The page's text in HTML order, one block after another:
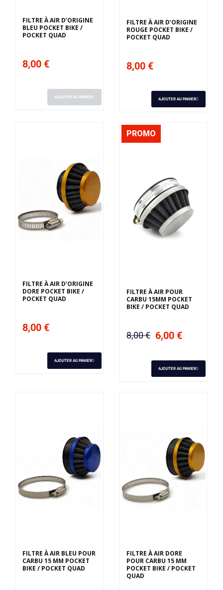
FILTRE À AIR D’ORIGINE
BLEU POCKET BIKE /
POCKET QUAD
8,00 €
AJOUTER AU PANIER
FILTRE À AIR D’ORIGINE
ROUGE POCKET BIKE /
POCKET QUAD
8,00 €
AJOUTER AU PANIER
FILTRE À AIR D’ORIGINE
DORE POCKET BIKE /
POCKET QUAD
8,00 €
AJOUTER AU PANIER
PROMO
FILTRE À AIR POUR
CARBU 15MM POCKET
BIKE / POCKET QUAD
8,00 € 6,00 €
AJOUTER AU PANIER
FILTRE À AIR BLEU POUR
CARBU 15 MM POCKET
BIKE / POCKET QUAD
FILTRE À AIR DORE
POUR CARBU 15 MM
POCKET BIKE / POCKET
QUAD